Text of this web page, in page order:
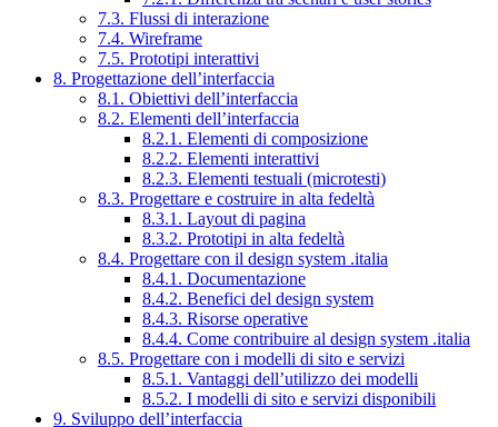
7.3. Flussi di interazione
7.4. Wireframe
7.5. Prototipi interattivi
8. Progettazione dell’interfaccia
8.1. Obiettivi dell’interfaccia
8.2. Elementi dell’interfaccia
8.2.1. Elementi di composizione
8.2.2. Elementi interattivi
8.2.3. Elementi testuali (microtesti)
8.3. Progettare e costruire in alta fedeltà
8.3.1. Layout di pagina
8.3.2. Prototipi in alta fedeltà
8.4. Progettare con il design system .italia
8.4.1. Documentazione
8.4.2. Benefici del design system
8.4.3. Risorse operative
8.4.4. Come contribuire al design system .italia
8.5. Progettare con i modelli di sito e servizi
8.5.1. Vantaggi dell’utilizzo dei modelli
8.5.2. I modelli di sito e servizi disponibili
9. Sviluppo dell’interfaccia